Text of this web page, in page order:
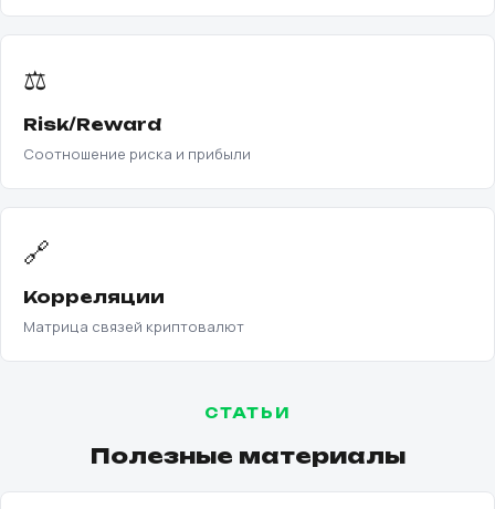
⚖️
Risk/Reward
Соотношение риска и прибыли
🔗
Корреляции
Матрица связей криптовалют
СТАТЬИ
Полезные материалы